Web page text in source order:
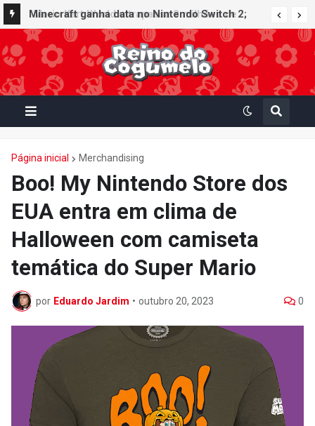
Minecraft ganha data no Nintendo Switch 2;
Super Mario Mash-Up receberá atualização
gráfica exclusiva
Página inicial Merchandising
Boo! My Nintendo Store dos
EUA entra em clima de
Halloween com camiseta
temática do Super Mario
por Eduardo Jardim • outubro 20, 2023 0